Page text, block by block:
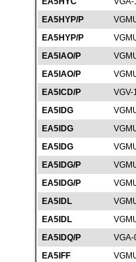
EA5HYP/P
EA5HYP/P
EA5IAO/P
EA5IAO/P
EA5ICD/P
VGV-
EA5IDG
EA5IDG
EA5IDG
EA5IDG/P
EA5IDG/P
EA5IDL
EA5IDL
EA5IDQ/P
EA5IFF